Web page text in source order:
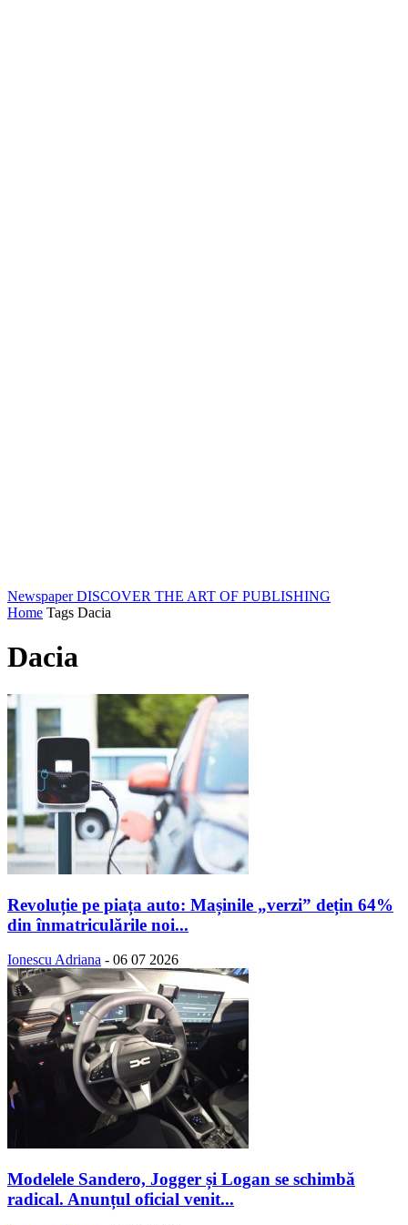
Newspaper DISCOVER THE ART OF PUBLISHING
Home Tags Dacia
Dacia
Revoluție pe piața auto: Mașinile „verzi” dețin 64%
din înmatriculările noi...
Ionescu Adriana - 06 07 2026
Modelele Sandero, Jogger și Logan se schimbă
radical. Anunțul oficial venit...